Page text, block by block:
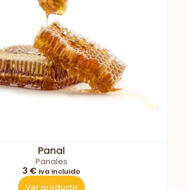
Panal
Panales
3 € iva incluido
Ver producto